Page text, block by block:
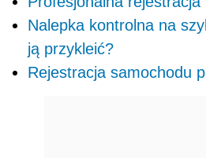
Nalepka kontrolna na
ją przykleić?
Rejestracja samochodu